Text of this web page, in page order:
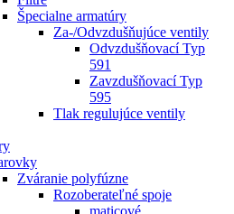
Špecialne armatúry
Za-/Odvzdušňujúce ventily
Odvzdušňovací Typ
591
Zavzdušňovací Typ
595
Tlak regulujúce ventily
Zváranie polyfúzne
Rozoberateľné spoje
maticové